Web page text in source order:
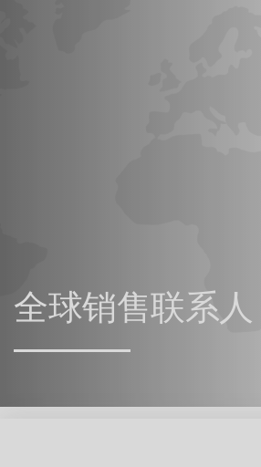
全球销售联系人